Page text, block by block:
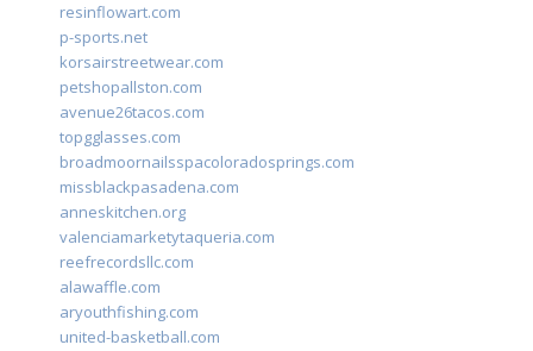
resinflowart.com
p-sports.net
korsairstreetwear.com
petshopallston.com
avenue26tacos.com
topgglasses.com
broadmoornailsspacoloradosprings.com
missblackpasadena.com
anneskitchen.org
valenciamarketytaqueria.com
reefrecordsllc.com
alawaffle.com
aryouthfishing.com
united-basketball.com